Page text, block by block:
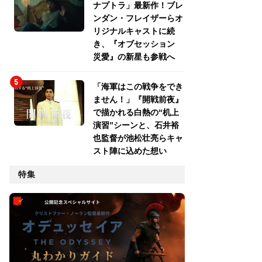
ナプトラ」最新作！ブレ
ンダン・フレイザーらオ
リジナルキャストに続
き、『オブセッション
災愛』の新星も参戦へ
「海軍はこの戦争をでき
ません！」『開戦前夜』
で描かれる白熱の“机上
演習”シーンと、石井裕
也監督が池松壮亮らキャ
スト陣に込めた想い
特集